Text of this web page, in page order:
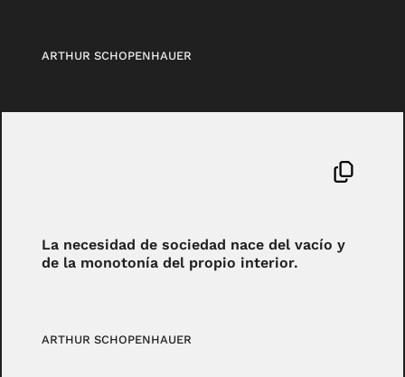
ARTHUR SCHOPENHAUER
La necesidad de sociedad nace del vacío y
de la monotonía del propio interior.
ARTHUR SCHOPENHAUER